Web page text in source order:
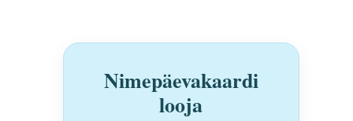
Nimepäevakaardi
looja